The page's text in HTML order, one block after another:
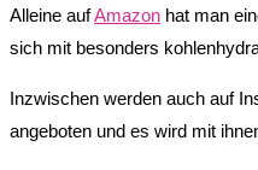
Alleine aufAmazon hat man
sich mit besonders
Inzwischen werden auch auf
angeboten und es wird mit